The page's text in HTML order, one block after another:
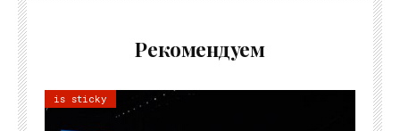
Рекомендуем
is sticky